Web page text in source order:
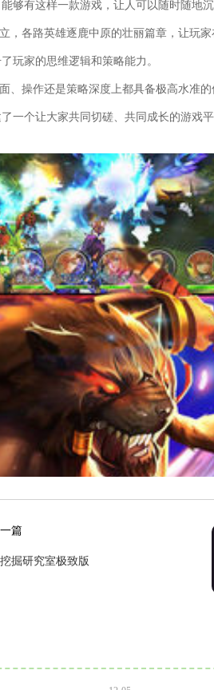
够有这样一款游戏，让人可以随时随地
，各路英雄逐鹿中原的壮丽篇章，让玩
玩家的思维逻辑和策略能力。
、操作还是策略深度上都具备极高水准
一个让大家共同切磋、共同成长的游戏
篇
掘研究室极致版